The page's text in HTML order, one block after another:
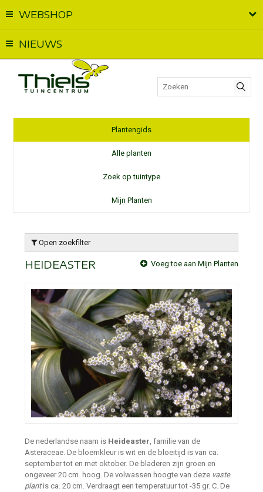
WEBSHOP
NIEUWS
Plantengids
Alle planten
Zoek op tuintype
Mijn Planten
Open zoekfilter
HEIDEASTER Voeg toe aan Mijn Planten
De nederlandse naam is Heideaster, familie van de
Asteraceae. De bloemkleur is wit en de bloeitijd is van ca.
september tot en met oktober. De bladeren zijn groen en
ongeveer 20 cm. hoog. De volwassen hoogte van deze vaste
plantis ca. 20 cm. Verdraagt een temperatuur tot -35 gr. C. De